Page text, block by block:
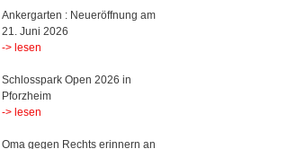
Ankergarten : Neueröffnung am
21. Juni 2026
-> lesen
Schlosspark Open 2026 in
Pforzheim
-> lesen
Oma gegen Rechts erinnern an